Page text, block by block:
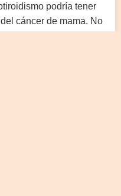
podría tener
cáncer de mama. No